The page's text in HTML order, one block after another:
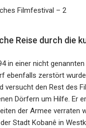
Filmfestival – 2
Reise durch die
in einer nicht
ebenfalls zerstört
den Rest des
Dörfern um Hilfe. Er
der Armee verraten
Stadt Kobanê in